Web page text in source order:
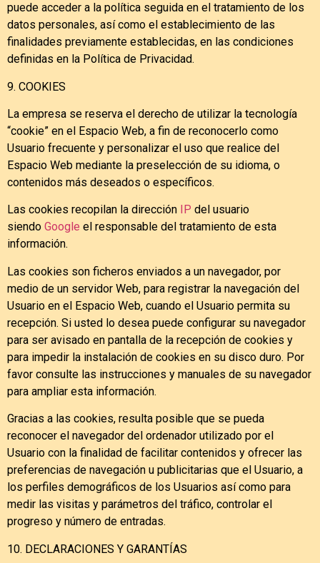
puede acceder a la política seguida en el tratamiento de los
datos personales, así como el establecimiento de las
finalidades previamente establecidas, en las condiciones
definidas en la Política de Privacidad.
9. COOKIES
La empresa se reserva el derecho de utilizar la tecnología
“cookie” en el Espacio Web, a fin de reconocerlo como
Usuario frecuente y personalizar el uso que realice del
Espacio Web mediante la preselección de su idioma, o
contenidos más deseados o específicos.
Las cookies recopilan la dirección IP del usuario
siendo Google el responsable del tratamiento de esta
información.
Las cookies son ficheros enviados a un navegador, por
medio de un servidor Web, para registrar la navegación del
Usuario en el Espacio Web, cuando el Usuario permita su
recepción. Si usted lo desea puede configurar su navegador
para ser avisado en pantalla de la recepción de cookies y
para impedir la instalación de cookies en su disco duro. Por
favor consulte las instrucciones y manuales de su navegador
para ampliar esta información.
Gracias a las cookies, resulta posible que se pueda
reconocer el navegador del ordenador utilizado por el
Usuario con la finalidad de facilitar contenidos y ofrecer las
preferencias de navegación u publicitarias que el Usuario, a
los perfiles demográficos de los Usuarios así como para
medir las visitas y parámetros del tráfico, controlar el
progreso y número de entradas.
10. DECLARACIONES Y GARANTÍAS